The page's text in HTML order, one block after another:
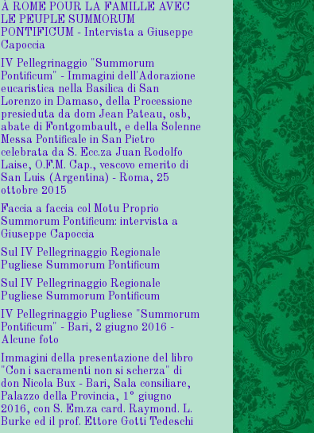
À ROME POUR LA FAMILLE AVEC
LE PEUPLE SUMMORUM
PONTIFICUM - Intervista a Giuseppe
Capoccia
IV Pellegrinaggio "Summorum
Pontificum" - Immagini dell'Adorazione
eucaristica nella Basilica di San
Lorenzo in Damaso, della Processione
presieduta da dom Jean Pateau, osb,
abate di Fontgombault, e della Solenne
Messa Pontificale in San Pietro
celebrata da S. Ecc.za Juan Rodolfo
Laise, O.F.M. Cap., vescovo emerito di
San Luis (Argentina) - Roma, 25
ottobre 2015
Faccia a faccia col Motu Proprio
Summorum Pontificum: intervista a
Giuseppe Capoccia
Sul IV Pellegrinaggio Regionale
Pugliese Summorum Pontificum
Sul IV Pellegrinaggio Regionale
Pugliese Summorum Pontificum
IV Pellegrinaggio Pugliese "Summorum
Pontificum" - Bari, 2 giugno 2016 -
Alcune foto
Immagini della presentazione del libro
"Con i sacramenti non si scherza" di
don Nicola Bux - Bari, Sala consiliare,
Palazzo della Provincia, 1° giugno
2016, con S. Em.za card. Raymond. L.
Burke ed il prof. Ettore Gotti Tedeschi